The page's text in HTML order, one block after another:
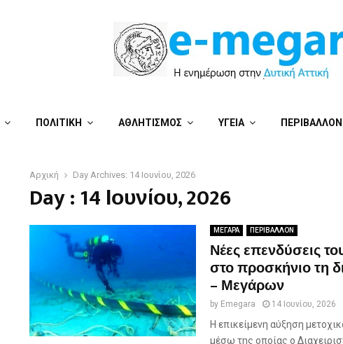
ΠΟΛΙΤΙΚΗ ΑΘΛΗΤΙΣΜΟΣ ΥΓΕΙΑ ΠΕΡΙΒΑΛΛΟΝ
Αρχική Day Archives: 14 Ιουνίου, 2026
Day : 14 Ιουνίου, 2026
ΜΕΓΑΡΑ ΠΕΡΙΒΑΛΛΟΝ
Νέες επενδύσεις
στο προσκήνιο τη
– Μεγάρων
by Emegara 14 Ιουνίου, 2026
Η επικείμενη αύξηση
μέσω της οποίας ο